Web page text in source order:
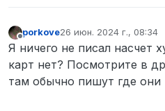
porkove26 июн. 2024 г., 08:34
отредактировано
Я ничего не писал насчет
карт нет? Посмотрите в
там обычно пишут где они